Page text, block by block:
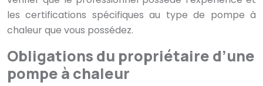
les certifications spécifiques au type de pompe à
chaleur que vous possédez.
Obligations du propriétaire d’une
pompe à chaleur